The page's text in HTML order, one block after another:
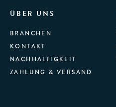
ÜBER UNS
BRANCHEN
KONTAKT
NACHHALTIGKEIT
ZAHLUNG & VERSAND